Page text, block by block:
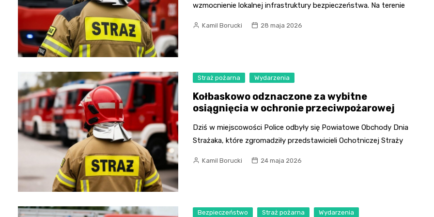
wzmocnienie lokalnej infrastruktury bezpieczeństwa. Na terenie
Kamil Borucki 28 maja 2026
Straż pożarna Wydarzenia
Kołbaskowo odznaczone za wybitne
osiągnięcia w ochronie przeciwpożarowej
Dziś w miejscowości Police odbyły się Powiatowe Obchody Dnia
Strażaka, które zgromadziły przedstawicieli Ochotniczej Straży
Kamil Borucki 24 maja 2026
Bezpieczeństwo Straż pożarna Wydarzenia